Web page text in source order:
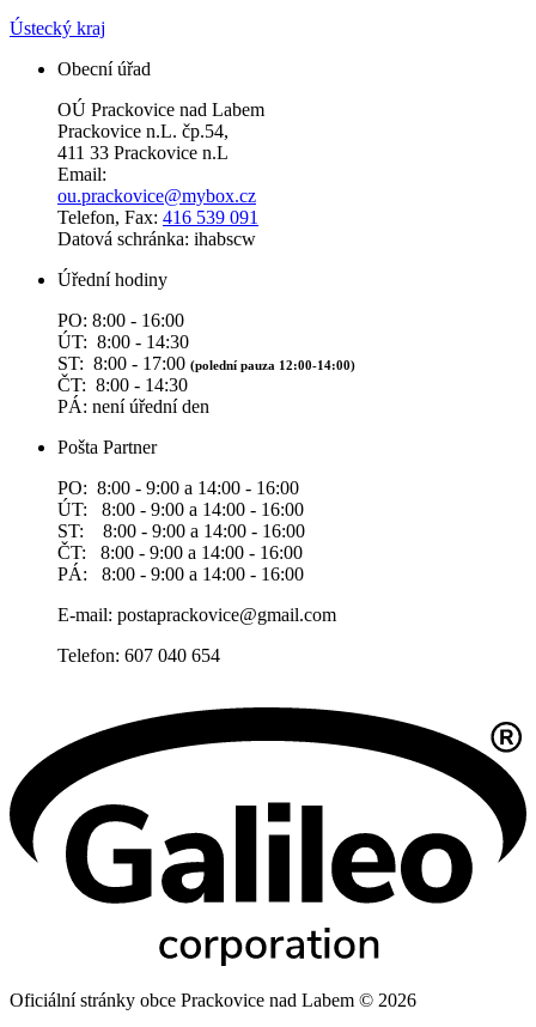
Ústecký kraj
Obecní úřad
OÚ Prackovice nad Labem
Prackovice n.L. čp.54,
411 33 Prackovice n.L
Email:
ou.prackovice@mybox.cz
Telefon, Fax: 416 539 091
Datová schránka: ihabscw
Úřední hodiny
PO: 8:00 - 16:00
ÚT: 8:00 - 14:30
ST: 8:00 - 17:00 (polední pauza 12:00-14:00)
ČT: 8:00 - 14:30
PÁ: není úřední den
Pošta Partner
PO: 8:00 - 9:00 a 14:00 - 16:00
ÚT: 8:00 - 9:00 a 14:00 - 16:00
ST: 8:00 - 9:00 a 14:00 - 16:00
ČT: 8:00 - 9:00 a 14:00 - 16:00
PÁ: 8:00 - 9:00 a 14:00 - 16:00
E-mail: postaprackovice@gmail.com
Telefon: 607 040 654
Oficiální stránky obce Prackovice nad Labem © 2026